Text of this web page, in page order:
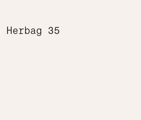
Herbag 35